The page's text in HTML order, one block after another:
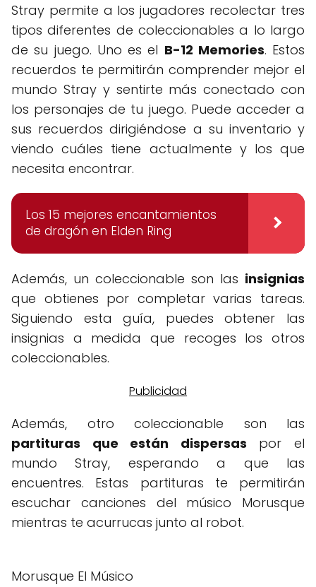
Stray permite a los jugadores recolectar tres
tipos diferentes de coleccionables a lo largo
de su juego. Uno es el B-12 Memories. Estos
recuerdos te permitirán comprender mejor el
mundo Stray y sentirte más conectado con
los personajes de tu juego. Puede acceder a
sus recuerdos dirigiéndose a su inventario y
viendo cuáles tiene actualmente y los que
necesita encontrar.
Los 15 mejores encantamientos
de dragón en Elden Ring
Además, un coleccionable son las insignias
que obtienes por completar varias tareas.
Siguiendo esta guía, puedes obtener las
insignias a medida que recoges los otros
coleccionables.
Además, otro coleccionable son las
partituras que están dispersas por el
mundo Stray, esperando a que las
encuentres. Estas partituras te permitirán
escuchar canciones del músico Morusque
mientras te acurrucas junto al robot.
Morusque El Músico